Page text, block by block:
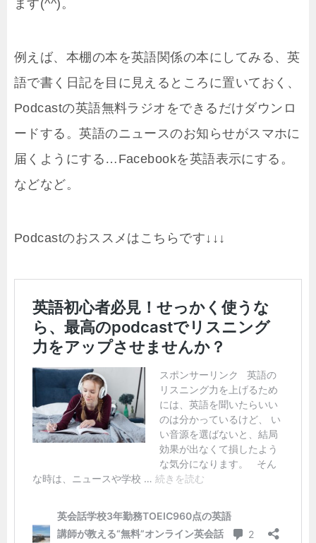
ます(^^)。
例えば、本棚の本を英語関係の本にしてみる、英
語で書く日記を目に見えるところに置いておく、
Podcastの英語無料ラジオをできるだけダウンロ
ードする。英語のニュースのお知らせがスマホに
届くようにする…Facebookを英語表示にする。
などなど。
Podcastのおススメはこちらです↓↓↓